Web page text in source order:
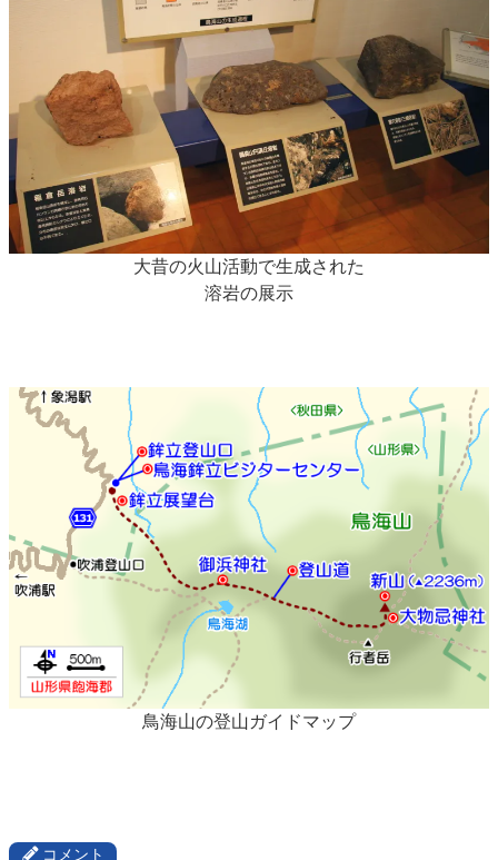
大昔の火山活動で生成された
溶岩の展示
鳥海山の登山ガイドマップ
コメント